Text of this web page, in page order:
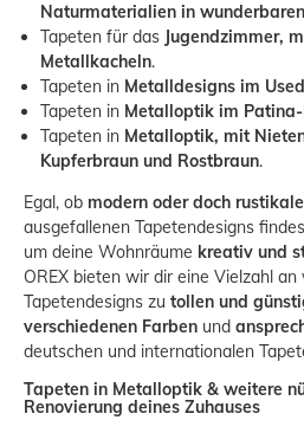
Naturmaterialien in
Tapeten für das Jugendzimmer,
Metallkacheln.
Tapeten in Metalldesigns im
Tapeten in Metalloptik im
Tapeten in Metalloptik, mit
Kupferbraun und Rostbraun.
Egal, ob modern oder doch
ausgefallenen Tapetendesigns
um deine Wohnräume kreativ und
OREX bieten wir dir eine Vielzahl an
Tapetendesigns zu tollen und
verschiedenen Farben und
deutschen und internationalen
Tapeten in Metalloptik & weitere
Renovierung deines Zuhauses